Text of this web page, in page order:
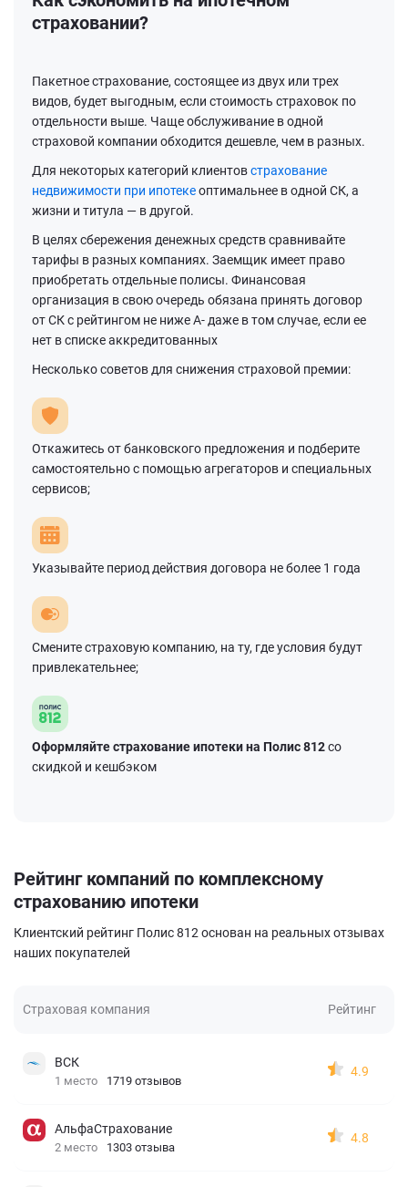
страховании?
Пакетное страхование, состоящее из двух или трех
видов, будет выгодным, если стоимость страховок по
отдельности выше. Чаще обслуживание в одной
страховой компании обходится дешевле, чем в разных.
Для некоторых категорий клиентовстрахование
недвижимости при ипотекеоптимальнее в одной СК, а
жизни и титула — в другой.
В целях сбережения денежных средств сравнивайте
тарифы в разных компаниях. Заемщик имеет право
приобретать отдельные полисы. Финансовая
организация в свою очередь обязана принять договор
от СК с рейтингом не ниже А- даже в том случае, если ее
нет в списке аккредитованных
Несколько советов для снижения страховой премии:
Откажитесь от банковского предложения и подберите
самостоятельно с помощью агрегаторов и специальных
сервисов;
Указывайте период действия договора не более 1 года
Смените страховую компанию, на ту, где условия будут
привлекательнее;
Оформляйте страхование ипотеки на Полис 812со
скидкой и кешбэком
Рейтинг компаний по комплексному
страхованию ипотеки
Клиентский рейтинг Полис 812 основан на реальных отзывах
наших покупателей
Страховая компания Рейтинг
ВСК
1 место 1719 отзывов
4.9
АльфаСтрахование
2 место 1303 отзыва
4.8